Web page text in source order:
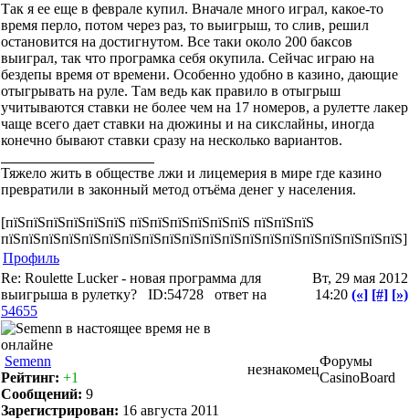
Так я ее еще в феврале купил. Вначале много играл, какое-то
время перло, потом через раз, то выигрыш, то слив, решил
остановится на достигнутом. Все таки около 200 баксов
выиграл, так что програмка себя окупила. Сейчас играю на
бездепы время от времени. Особенно удобно в казино, дающие
отыгрывать на руле. Там ведь как правило в отыгрыш
учитываются ставки не более чем на 17 номеров, а рулетте лакер
чаще всего дает ставки на дюжины и на сикслайны, иногда
конечно бывают ставки сразу на несколько вариантов.
Тяжело жить в обществе лжи и лицемерия в мире где казино
превратили в законный метод отъёма денег у населения.
[пїЅпїЅпїЅпїЅпїЅпїЅ пїЅпїЅпїЅпїЅпїЅпїЅ пїЅпїЅпїЅ
пїЅпїЅпїЅпїЅпїЅпїЅпїЅпїЅпїЅпїЅпїЅпїЅпїЅпїЅпїЅпїЅпїЅпїЅпїЅпїЅ]
Профиль
Re: Roulette Lucker - новая программа для
выигрыша в рулетку?
ID:54728 ответ на
54655
Вт, 29 мая 2012
14:20 («] [#] [»)
Semenn
Рейтинг: +1
Сообщений: 9
Зарегистрирован: 16 августа 2011
незнакомец
Форумы
CasinoBoard